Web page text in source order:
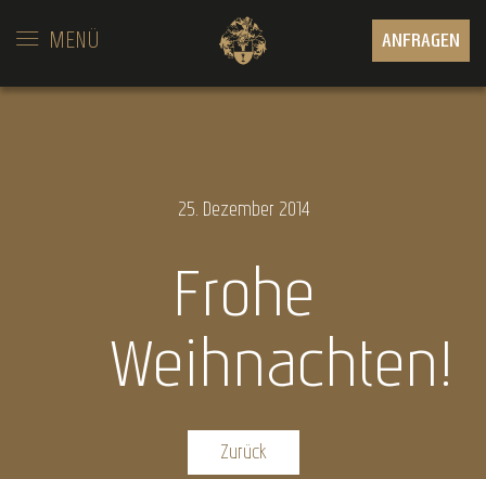
ANFRAGEN
MENÜ
25. Dezember 2014
Frohe
Weihnachten!
Zurück